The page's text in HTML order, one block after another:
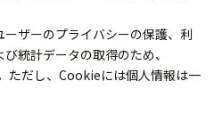
ーザーのプライバシーの保護、利
統計データの取得のため、
ただし、Cookieには個人情報は一